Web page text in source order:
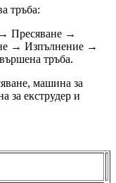
тръба:
→ Пресяване →
→ Изпълнение →
тръба.
машина за
за екструдер и